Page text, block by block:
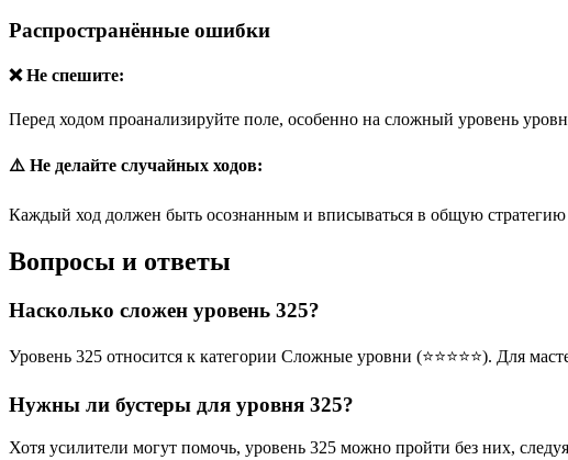
Распространённые ошибки
❌ Не спешите:
Перед ходом проанализируйте поле, особенно на сложный уровень
⚠️ Не делайте случайных ходов:
Каждый ход должен быть осознанным и вписываться в общую
Вопросы и ответы
Насколько сложен уровень 325?
Уровень 325 относится к категории Сложные уровни (⭐⭐⭐⭐⭐). Для
Нужны ли бустеры для уровня 325?
Хотя усилители могут помочь, уровень 325 можно пройти без них,